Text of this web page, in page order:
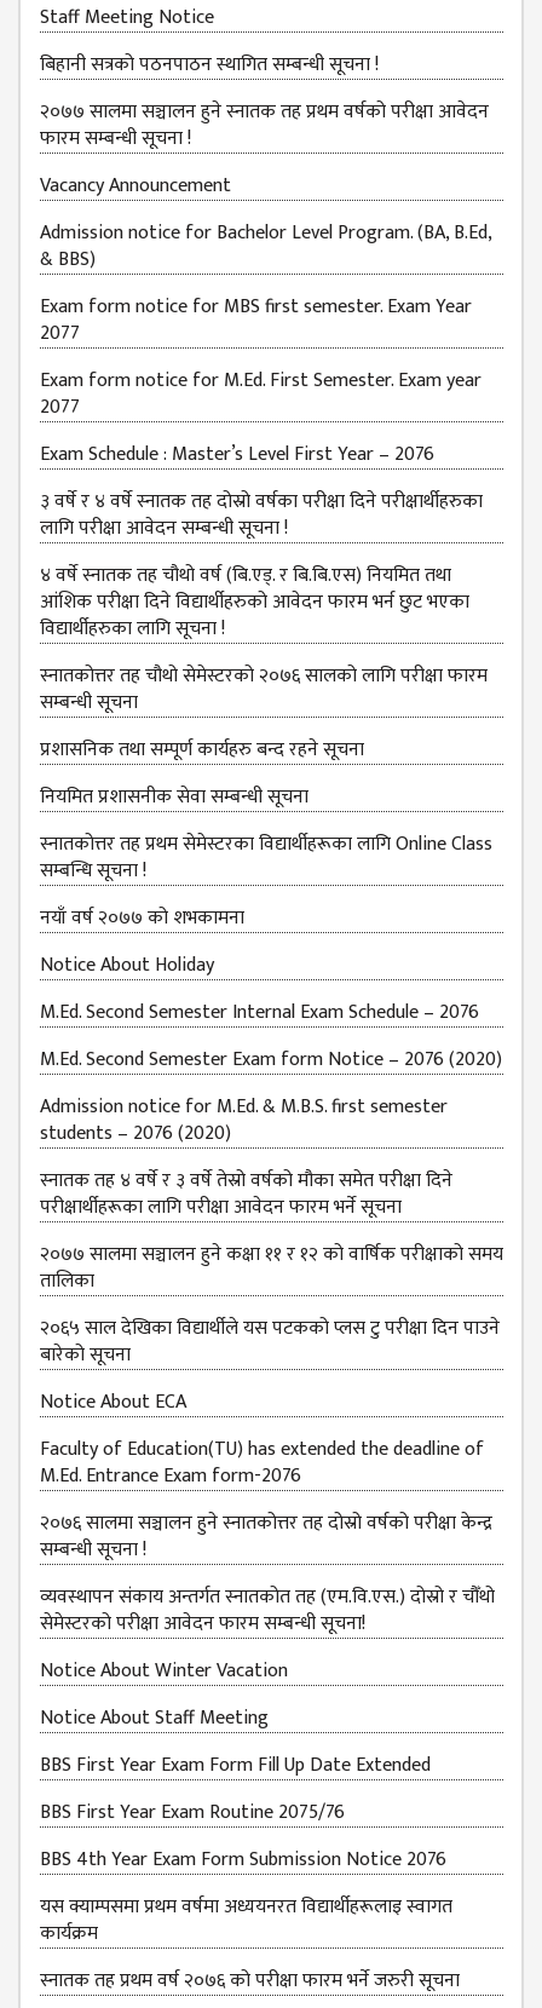
Staff Meeting Notice
बिहानी सत्रको पठनपाठन स्थागित सम्बन्धी सूचना !
२०७७ सालमा सञ्चालन हुने स्नातक तह प्रथम वर्षको परीक्षा आवेदन
फारम सम्बन्धी सूचना !
Vacancy Announcement
Admission notice for Bachelor Level Program. (BA, B.Ed,
& BBS)
Exam form notice for MBS first semester. Exam Year
2077
Exam form notice for M.Ed. First Semester. Exam year
2077
Exam Schedule : Master’s Level First Year – 2076
३ वर्षे र ४ वर्षे स्नातक तह दोस्रो वर्षका परीक्षा दिने परीक्षार्थीहरुका
लागि परीक्षा आवेदन सम्बन्धी सूचना !
४ वर्षे स्नातक तह चौथो वर्ष (बि.एड्. र बि.बि.एस) नियमित तथा
आंशिक परीक्षा दिने विद्यार्थीहरुको आवेदन फारम भर्न छुट भएका
विद्यार्थीहरुका लागि सूचना !
स्नातकोत्तर तह चौथो सेमेस्टरको २०७६ सालको लागि परीक्षा फारम
सम्बन्धी सूचना
प्रशासनिक तथा सम्पूर्ण कार्यहरु बन्द रहने सूचना
नियमित प्रशासनीक सेवा सम्बन्धी सूचना
स्नातकोत्तर तह प्रथम सेमेस्टरका विद्यार्थीहरूका लागि Online Class
सम्बन्धि सूचना !
नयाँ वर्ष २०७७ को शभकामना
Notice About Holiday
M.Ed. Second Semester Internal Exam Schedule – 2076
M.Ed. Second Semester Exam form Notice – 2076 (2020)
Admission notice for M.Ed. & M.B.S. first semester
students – 2076 (2020)
स्नातक तह ४ वर्षे र ३ वर्षे तेस्रो वर्षको मौका समेत परीक्षा दिने
परीक्षार्थीहरूका लागि परीक्षा आवेदन फारम भर्ने सूचना
२०७७ सालमा सञ्चालन हुने कक्षा ११ र १२ को वार्षिक परीक्षाको समय
तालिका
२०६५ साल देखिका विद्यार्थीले यस पटकको प्लस टु परीक्षा दिन पाउने
बारेको सूचना
Notice About ECA
Faculty of Education(TU) has extended the deadline of
M.Ed. Entrance Exam form-2076
२०७६ सालमा सञ्चालन हुने स्नातकोत्तर तह दोस्रो वर्षको परीक्षा केन्द्र
सम्बन्धी सूचना !
व्यवस्थापन संकाय अन्तर्गत स्नातकोत तह (एम.वि.एस.) दोस्रो र चौँथो
सेमेस्टरको परीक्षा आवेदन फारम सम्बन्धी सूचना!
Notice About Winter Vacation
Notice About Staff Meeting
BBS First Year Exam Form Fill Up Date Extended
BBS First Year Exam Routine 2075/76
BBS 4th Year Exam Form Submission Notice 2076
यस क्याम्पसमा प्रथम वर्षमा अध्ययनरत विद्यार्थीहरूलाइ स्वागत
कार्यक्रम
स्नातक तह प्रथम वर्ष २०७६ को परीक्षा फारम भर्ने जरुरी सूचना